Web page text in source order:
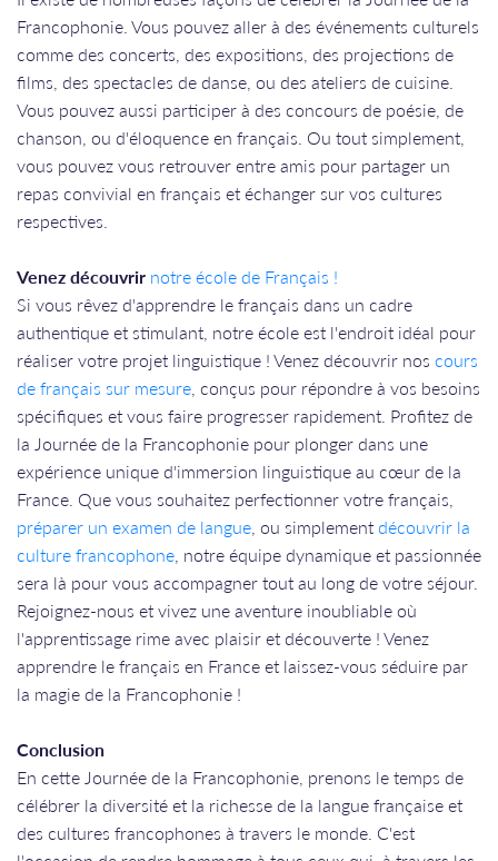
Francophonie. Vous pouvez aller à des événements culturels
comme des concerts, des expositions, des projections de
films, des spectacles de danse, ou des ateliers de cuisine.
Vous pouvez aussi participer à des concours de poésie, de
chanson, ou d'éloquence en français. Ou tout simplement,
vous pouvez vous retrouver entre amis pour partager un
repas convivial en français et échanger sur vos cultures
respectives.
Venez découvrir notre école de Français !
Si vous rêvez d'apprendre le français dans un cadre
authentique et stimulant, notre école est l'endroit idéal pour
réaliser votre projet linguistique ! Venez découvrir nos cours
de français sur mesure, conçus pour répondre à vos besoins
spécifiques et vous faire progresser rapidement. Profitez de
la Journée de la Francophonie pour plonger dans une
expérience unique d'immersion linguistique au cœur de la
France. Que vous souhaitez perfectionner votre français,
préparer un examen de langue, ou simplementdécouvrir la
culture francophone, notre équipe dynamique et passionnée
sera là pour vous accompagner tout au long de votre séjour.
Rejoignez-nous et vivez une aventure inoubliable où
l'apprentissage rime avec plaisir et découverte ! Venez
apprendre le français en France et laissez-vous séduire par
la magie de la Francophonie !
Conclusion
En cette Journée de la Francophonie, prenons le temps de
célébrer la diversité et la richesse de la langue française et
des cultures francophones à travers le monde. C'est